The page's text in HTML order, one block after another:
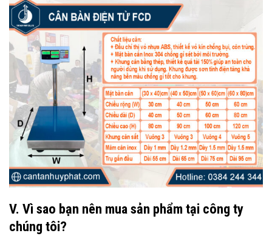
V. Vì sao bạn nên mua sản phẩm tại công ty
chúng tôi?